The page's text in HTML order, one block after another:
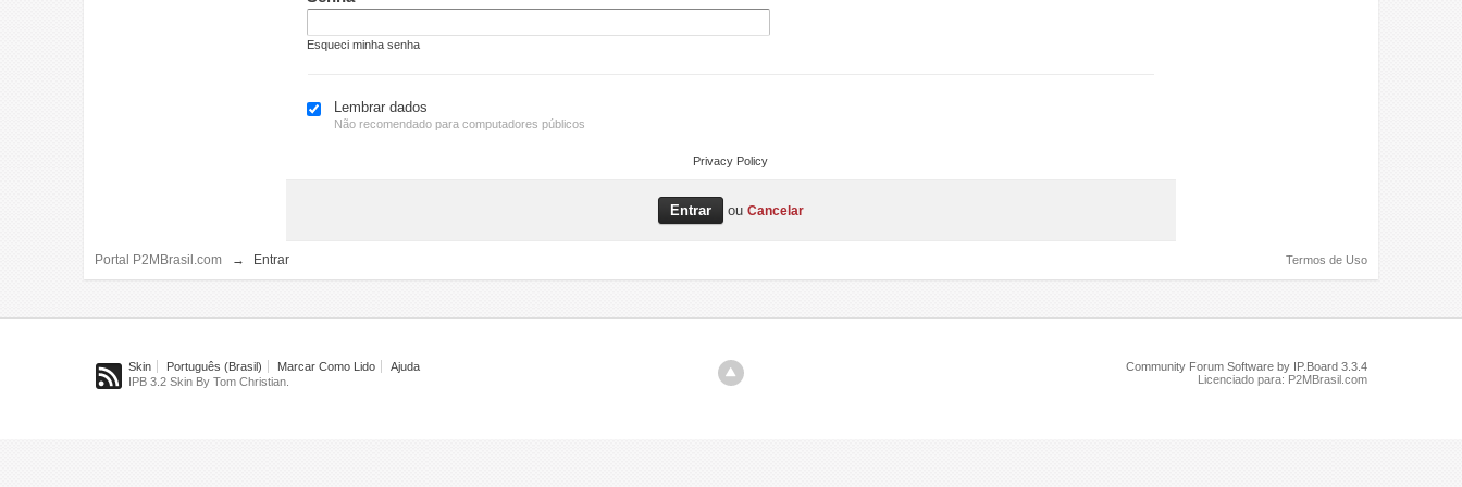
Esqueci minha senha
Lembrar dados
Não recomendado para computadores públicos
Privacy Policy
ou Cancelar
Portal P2MBrasil.com → Entrar Termos de Uso
Skin Português (Brasil) Marcar Como Lido
Ajuda
IPB 3.2 Skin By Tom Christian.
Community Forum Software by IP.Board 3.3.4
Licenciado para: P2MBrasil.com